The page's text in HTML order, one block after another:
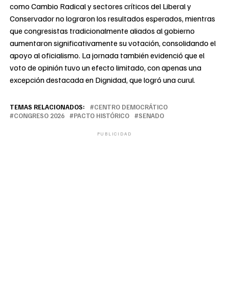
como Cambio Radical y sectores críticos del Liberal y
Conservador no lograron los resultados esperados, mientras
que congresistas tradicionalmente aliados al gobierno
aumentaron significativamente su votación, consolidando el
apoyo al oficialismo. La jornada también evidenció que el
voto de opinión tuvo un efecto limitado, con apenas una
excepción destacada en Dignidad, que logró una curul.
TEMAS RELACIONADOS:
CENTRO DEMOCRÁTICO
CONGRESO 2026
PACTO HISTÓRICO SENADO
PUBLICIDAD